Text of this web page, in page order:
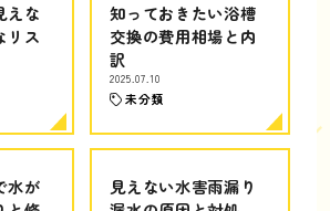
えな
リス
知っておきたい浴槽
交換の費用相場と内
訳
2025.07.10
未分類
水が
見えない水害雨漏り